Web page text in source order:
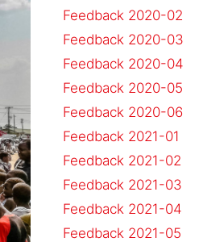
Feedback 2020-02
Feedback 2020-03
Feedback 2020-04
Feedback 2020-05
Feedback 2020-06
Feedback 2021-01
Feedback 2021-02
Feedback 2021-03
Feedback 2021-04
Feedback 2021-05